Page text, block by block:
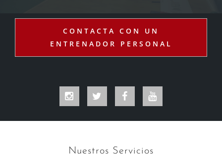
CONTACTA CON UN
ENTRENADOR PERSONAL
Instagram Twitter Facebook
Nuestros Servicios